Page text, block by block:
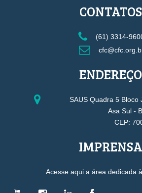
CONTATOS
(61) 3314-
ENDEREÇO
SAUS Quadra 5 Bloco
Asa Sul -
CEP:
IMPRENSA
Acesse aqui a área dedicada